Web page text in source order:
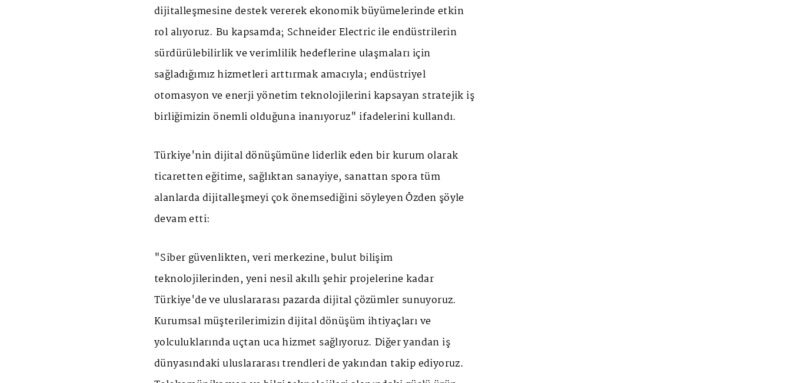
dijitalleşmesine destek vererek ekonomik büyümelerinde etkin
rol alıyoruz. Bu kapsamda; Schneider Electric ile endüstrilerin
sürdürülebilirlik ve verimlilik hedeflerine ulaşmaları için
sağladığımız hizmetleri arttırmak amacıyla; endüstriyel
otomasyon ve enerji yönetim teknolojilerini kapsayan stratejik iş
birliğimizin önemli olduğuna inanıyoruz" ifadelerini kullandı.
Türkiye'nin dijital dönüşümüne liderlik eden bir kurum olarak
ticaretten eğitime, sağlıktan sanayiye, sanattan spora tüm
alanlarda dijitalleşmeyi çok önemsediğini söyleyen Özden şöyle
devam etti:
"Siber güvenlikten, veri merkezine, bulut bilişim
teknolojilerinden, yeni nesil akıllı şehir projelerine kadar
Türkiye'de ve uluslararası pazarda dijital çözümler sunuyoruz.
Kurumsal müşterilerimizin dijital dönüşüm ihtiyaçları ve
yolculuklarında uçtan uca hizmet sağlıyoruz. Diğer yandan iş
dünyasındaki uluslararası trendleri de yakından takip ediyoruz.